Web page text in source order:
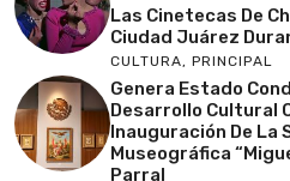
Las Cinetecas De
Ciudad Juárez
CULTURA, PRINCIPAL
Genera Estado
Desarrollo Cultural
Inauguración De La
Museográfica
Parral